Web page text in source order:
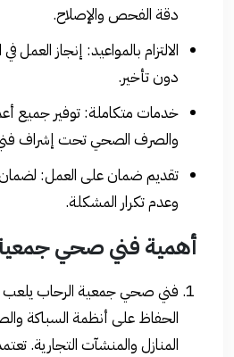
دقة الفحص والإصلاح.
الالتزام بالمواعيد: إنجاز العمل
دون تأخير.
خدمات متكاملة: توفير جميع
والصرف الصحي تحت إشراف
تقديم ضمان على العمل:
وعدم تكرار المشكلة.
أهمية فني صحي
فني صحي جمعية الرحاب يلعب
الحفاظ على أنظمة السباكة
المنازل والمنشآت التجارية.